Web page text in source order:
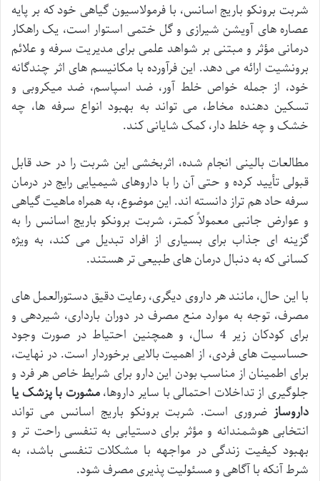
شربت برونکو باریج اسانس، با فرمولاسیون گیاهی خود که بر پایه
عصاره های آویشن شیرازی و گل ختمی استوار است، یک راهکار
درمانی مؤثر و مبتنی بر شواهد علمی برای مدیریت سرفه و علائم
برونشیت ارائه می دهد. این فرآورده با مکانیسم های اثر چندگانه
خود، از جمله خواص خلط آور، ضد اسپاسم، ضد میکروبی و
تسکین دهنده مخاط، می تواند به بهبود انواع سرفه ها، چه
خشک و چه خلط دار، کمک شایانی کند.
مطالعات بالینی انجام شده، اثربخشی این شربت را در حد قابل
قبولی تأیید کرده و حتی آن را با داروهای شیمیایی رایج در درمان
سرفه حاد هم تراز دانسته اند. این موضوع، به همراه ماهیت گیاهی
و عوارض جانبی معمولاً کمتر، شربت برونکو باریج اسانس را به
گزینه ای جذاب برای بسیاری از افراد تبدیل می کند، به ویژه
کسانی که به دنبال درمان های طبیعی تر هستند.
با این حال، مانند هر داروی دیگری، رعایت دقیق دستورالعمل های
مصرف، توجه به موارد منع مصرف در دوران بارداری، شیردهی و
برای کودکان زیر 4 سال، و همچنین احتیاط در صورت وجود
حساسیت های فردی، از اهمیت بالایی برخوردار است. در نهایت،
برای اطمینان از مناسب بودن این دارو برای شرایط خاص هر فرد و
جلوگیری از تداخلات احتمالی با سایر داروها،مشورت با پزشک یا
داروساز ضروری است. شربت برونکو باریج اسانس می تواند
انتخابی هوشمندانه و مؤثر برای دستیابی به تنفسی راحت تر و
بهبود کیفیت زندگی در مواجهه با مشکلات تنفسی باشد، به
شرط آنکه با آگاهی و مسئولیت پذیری مصرف شود.